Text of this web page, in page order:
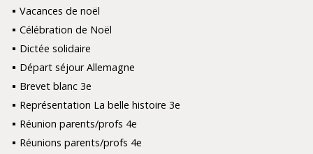
Vacances de noël
Célébration de Noël
Dictée solidaire
Départ séjour Allemagne
Brevet blanc 3e
Représentation La belle histoire 3e
Réunion parents/profs 4e
Réunions parents/profs 4e